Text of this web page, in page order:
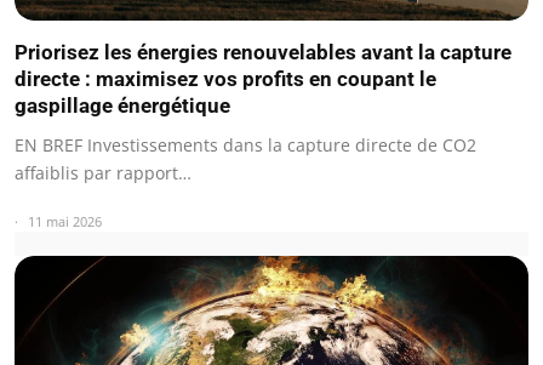
Priorisez les énergies renouvelables avant la capture
directe : maximisez vos profits en coupant le
gaspillage énergétique
EN BREF Investissements dans la capture directe de CO2
affaiblis par rapport…
11 mai 2026